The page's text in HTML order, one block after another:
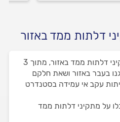
דלתות ממד באזור
באתר שלנו תמצאו 2 מתקיני דלתות ממד באזור, מתוך 3
בעבר באזור ושאת חלקם
עקב אי עמידה בסטנדרט
על מתקיני דלתות ממד